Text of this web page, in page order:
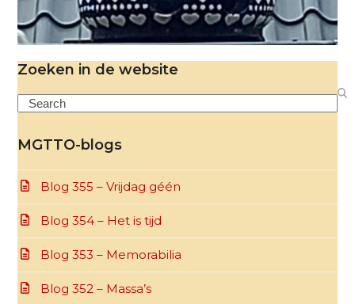
Zoeken in de website
Search
MGTTO-blogs
Blog 355 – Vrijdag géén
Blog 354 – Het is tijd
Blog 353 – Memorabilia
Blog 352 – Massa’s